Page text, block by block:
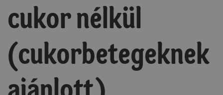
cukor nélkül
(cukorbetegeknek